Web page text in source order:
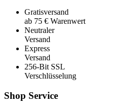
Gratisversand
ab 75 € Warenwert
Neutraler
Versand
Express
Versand
256-Bit SSL
Verschlüsselung
Shop Service